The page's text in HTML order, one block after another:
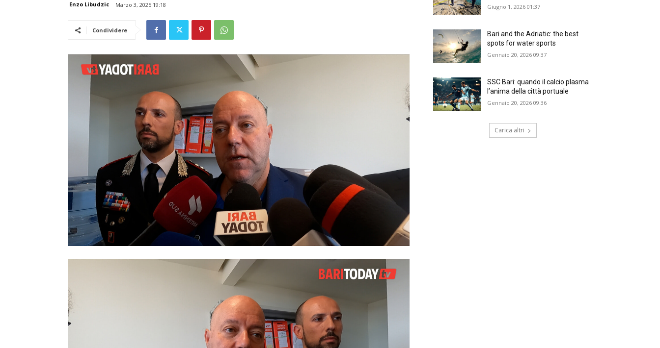
Enzo Libudzic Marzo 3, 2025 19:18
Condividere
Giugno 1, 2026 01:37
Bari and the Adriatic: the best
spots for water sports
Gennaio 20, 2026 09:37
SSC Bari: quando il calcio plasma
l’anima della città portuale
Gennaio 20, 2026 09:36
Carica altri